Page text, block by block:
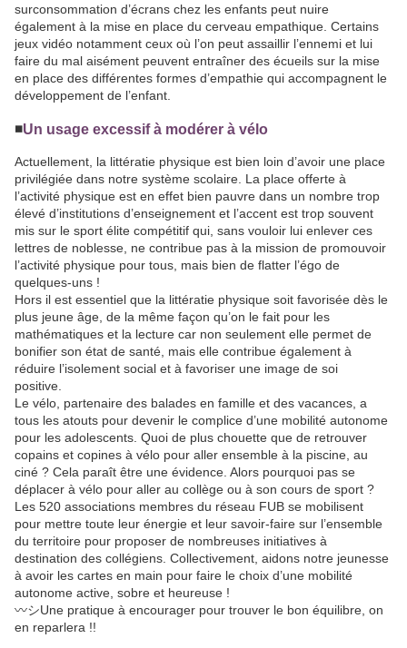
surconsommation d’écrans chez les enfants peut nuire
également à la mise en place du cerveau empathique. Certains
jeux vidéo notamment ceux où l’on peut assaillir l’ennemi et lui
faire du mal aisément peuvent entraîner des écueils sur la mise
en place des différentes formes d’empathie qui accompagnent le
développement de l’enfant.
◾️Un usage excessif à modérer à vélo
Actuellement, la littératie physique est bien loin d’avoir une place
privilégiée dans notre système scolaire. La place offerte à
l’activité physique est en effet bien pauvre dans un nombre trop
élevé d’institutions d’enseignement et l’accent est trop souvent
mis sur le sport élite compétitif qui, sans vouloir lui enlever ces
lettres de noblesse, ne contribue pas à la mission de promouvoir
l’activité physique pour tous, mais bien de flatter l’égo de
quelques-uns !
Hors il est essentiel que la littératie physique soit favorisée dès le
plus jeune âge, de la même façon qu’on le fait pour les
mathématiques et la lecture car non seulement elle permet de
bonifier son état de santé, mais elle contribue également à
réduire l’isolement social et à favoriser une image de soi
positive.
Le vélo, partenaire des balades en famille et des vacances, a
tous les atouts pour devenir le complice d’une mobilité autonome
pour les adolescents. Quoi de plus chouette que de retrouver
copains et copines à vélo pour aller ensemble à la piscine, au
ciné ? Cela paraît être une évidence. Alors pourquoi pas se
déplacer à vélo pour aller au collège ou à son cours de sport ?
Les 520 associations membres du réseau FUB se mobilisent
pour mettre toute leur énergie et leur savoir-faire sur l’ensemble
du territoire pour proposer de nombreuses initiatives à
destination des collégiens. Collectivement, aidons notre jeunesse
à avoir les cartes en main pour faire le choix d’une mobilité
autonome active, sobre et heureuse !
〰️シUne pratique à encourager pour trouver le bon équilibre, on
en reparlera !!